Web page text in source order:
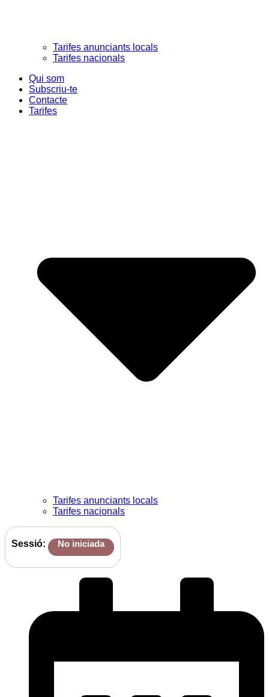
Tarifes anunciants locals
Tarifes nacionals
Qui som
Subscriu-te
Contacte
Tarifes
Tarifes anunciants locals
Tarifes nacionals
Sessió: No iniciada